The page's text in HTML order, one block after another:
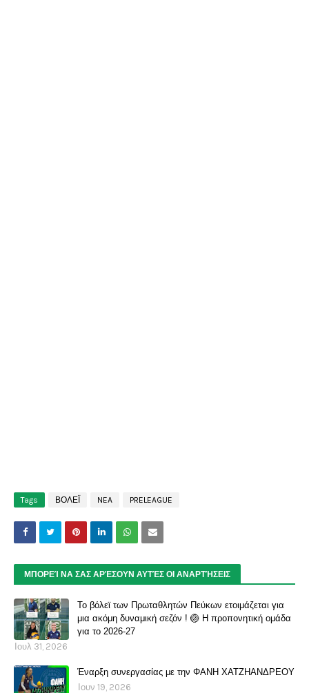
Tags ΒΟΛΕΪ NEA PRELEAGUE
ΜΠΟΡΕΊ ΝΑ ΣΑΣ ΑΡΈΣΟΥΝ ΑΥΤΈΣ ΟΙ ΑΝΑΡΤΉΣΕΙΣ
Το βόλεϊ των Πρωταθλητών Πεύκων ετοιμάζεται για
μια ακόμη δυναμική σεζόν ! 🏐 Η προπονητική ομάδα
για το 2026-27
Ιουλ 31, 2026
Έναρξη συνεργασίας με την ΦΑΝΗ ΧΑΤΖΗΑΝΔΡΕΟΥ
Ιουν 19, 2026